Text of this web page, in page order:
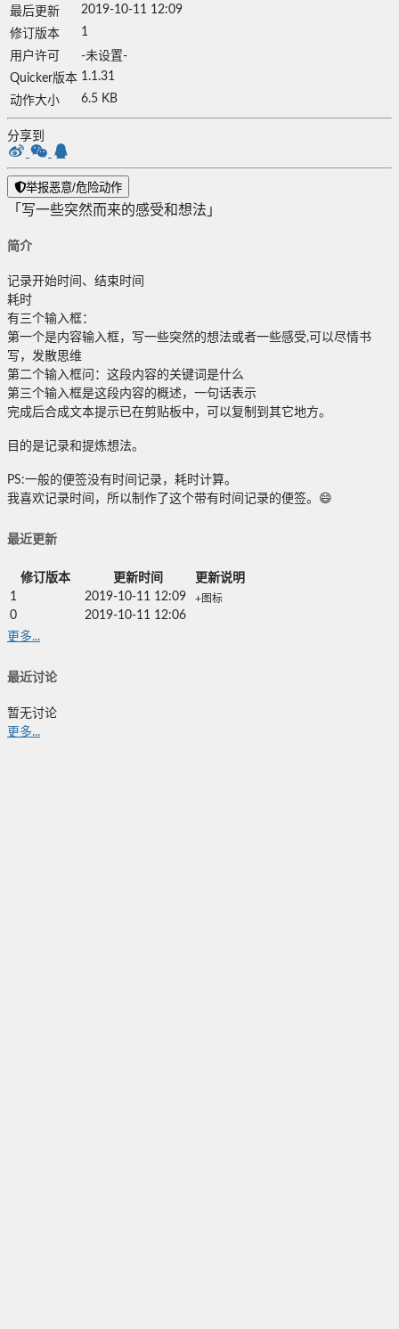
最后更新
2019-10-11 12:09
修订版本
1
用户许可
-未设置-
Quicker版本 1.1.31
动作大小
6.5 KB
分享到
举报恶意/危险动作
「写一些突然而来的感受和想法」
简介
记录开始时间、结束时间
耗时
有三个输入框：
第一个是内容输入框，写一些突然的想法或者一些感受,可以尽情书
写，发散思维
第二个输入框问：这段内容的关键词是什么
第三个输入框是这段内容的概述，一句话表示
完成后合成文本提示已在剪贴板中，可以复制到其它地方。
目的是记录和提炼想法。
PS:一般的便签没有时间记录，耗时计算。
我喜欢记录时间，所以制作了这个带有时间记录的便签。😄
最近更新
修订版本 更新时间
更新说明
1
2019-10-11 12:09 +图标
0
2019-10-11 12:06
更多...
最近讨论
暂无讨论
更多...